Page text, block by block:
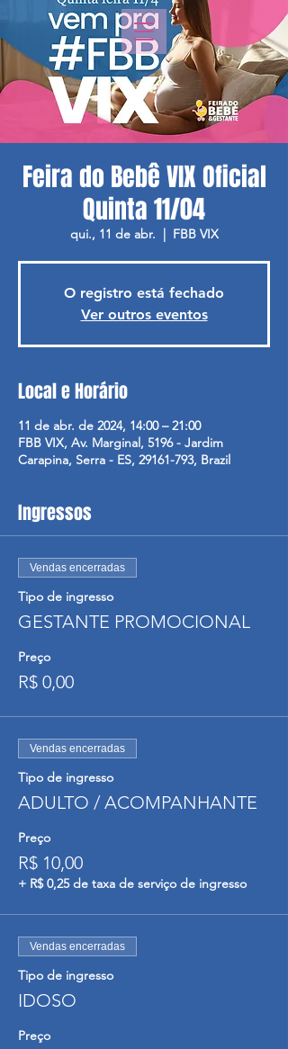
Feira do Bebê VIX Oficial
Quinta 11/04
qui., 11 de abr.
  |
FBB VIX
O registro está fechado
Ver outros eventos
Local e Horário
11 de abr. de 2024, 14:00 – 21:00
FBB VIX, Av. Marginal, 5196 - Jardim
Carapina, Serra - ES, 29161-793, Brazil
Ingressos
Vendas encerradas
Tipo de ingresso
GESTANTE PROMOCIONAL
Preço
R$ 0,00
Vendas encerradas
Tipo de ingresso
ADULTO / ACOMPANHANTE
Preço
R$ 10,00
+ R$ 0,25 de taxa de serviço de ingresso
Vendas encerradas
Tipo de ingresso
IDOSO
Preço